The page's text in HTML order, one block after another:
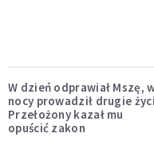
W dzień odprawiał Mszę,
nocy prowadził drugie
Przełożony kazał mu
opuścić zakon